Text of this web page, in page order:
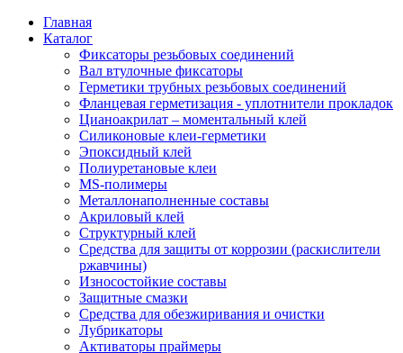
Главная
Каталог
Фиксаторы резьбовых соединений
Вал втулочные фиксаторы
Герметики трубных резьбовых соединений
Фланцевая герметизация - уплотнители прокладок
Цианоакрилат – моментальный клей
Силиконовые клеи-герметики
Эпоксидный клей
Полиуретановые клеи
MS-полимеры
Металлонаполненные составы
Акриловый клей
Структурный клей
Средства для защиты от коррозии (раскислители
ржавчины)
Износостойкие составы
Защитные смазки
Средства для обезжиривания и очистки
Лубрикаторы
Активаторы праймеры